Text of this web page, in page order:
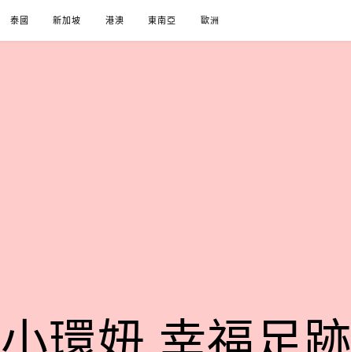
泰國 新加坡 港澳 東南亞 歐洲